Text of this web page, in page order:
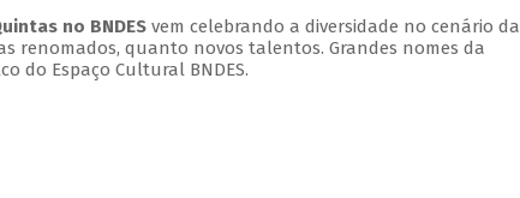
no BNDESvem celebrando a diversidade no cenário da
renomados, quanto novos talentos. Grandes nomes da
do Espaço Cultural BNDES.